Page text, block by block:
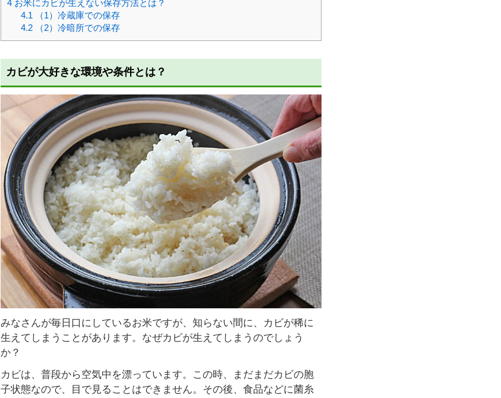
4 お米にカビが生えない保存方法とは？
4.1 （1）冷蔵庫での保存
4.2 （2）冷暗所での保存
カビが大好きな環境や条件とは？
みなさんが毎日口にしているお米ですが、知らない間に、カビが稀に
生えてしまうことがあります。なぜカビが生えてしまうのでしょう
か？
カビは、普段から空気中を漂っています。この時、まだまだカビの胞
子状態なので、目で見ることはできません。その後、食品などに菌糸